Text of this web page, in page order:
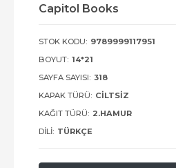
Capitol Books
STOK KODU: 9789999117951
BOYUT: 14*21
SAYFA SAYISI: 318
KAPAK TÜRÜ: CILTSIZ
KAĞIT TÜRÜ: 2.HAMUR
DILI: TÜRKÇE